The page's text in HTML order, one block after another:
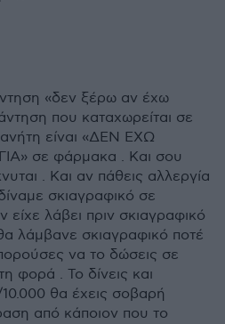
«δεν ξέρω αν έχω
που καταχωρείται σε
είναι «ΔΕΝ ΕΧΩ
σε φάρμακα . Και σου
. Και αν πάθεις αλλεργία
σκιαγραφικό σε
είχε λάβει πριν σκιαγραφικό
λάμβανε σκιαγραφικό ποτέ
να το δώσεις σε
φορά . Το δίνεις και
10.000 θα έχεις σοβαρή
από κάποιον που το